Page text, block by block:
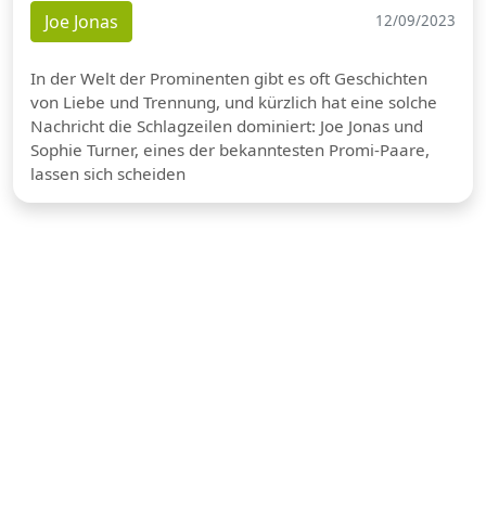
Joe Jonas 12/09/2023
In der Welt der Prominenten gibt es oft Geschichten
von Liebe und Trennung, und kürzlich hat eine solche
Nachricht die Schlagzeilen dominiert: Joe Jonas und
Sophie Turner, eines der bekanntesten Promi-Paare,
lassen sich scheiden